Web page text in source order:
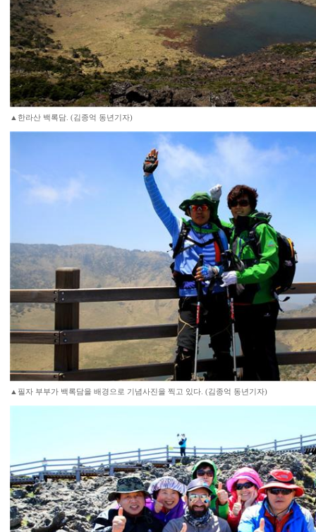
▲한라산 백록담. (김종억 동년기자)
▲필자 부부가 백록담을 배경으로 기념사진을 찍고 있다. (김종억 동년기자)